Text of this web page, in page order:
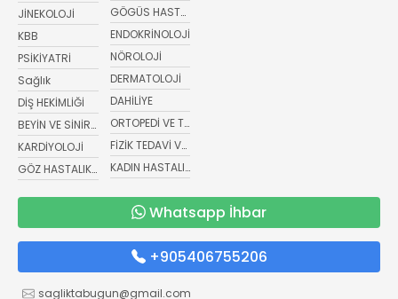
JİNEKOLOJİ
KBB
PSİKİYATRİ
Sağlık
DİŞ HEKİMLİĞİ
BEYİN VE SİNİR CERRAHİSİ
KARDİYOLOJİ
GÖZ HASTALIKLARI
GÖGÜS HASTALIKLARI
ENDOKRİNOLOJİ
NÖROLOJİ
DERMATOLOJİ
DAHİLİYE
ORTOPEDİ VE TRAVMATOLOJİ
FİZİK TEDAVİ VE REHABİLİTASYON
KADIN HASTALIKLARI VE DOĞUM
Whatsapp İhbar
+905406755206
sagliktabugun@gmail.com